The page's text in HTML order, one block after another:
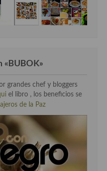
«BUBOK»
grandes chef y bloggers
el libro , los beneficios se
de la Paz